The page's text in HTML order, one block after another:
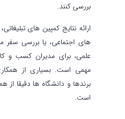
بررسی کنند.
ارائه نتایج کمپین های
های اجتماعی، یا بررسی سفر
علمی، برای مدیران کسب و
مهمی است. بسیاری از
برندها و دانشگاه ها دقیقا از
است.